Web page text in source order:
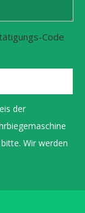
der
Wir werden